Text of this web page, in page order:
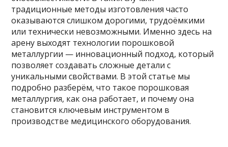
традиционные методы изготовления часто
оказываются слишком дорогими, трудоёмкими
или технически невозможными. Именно здесь на
арену выходят технологии порошковой
металлургии — инновационный подход, который
позволяет создавать сложные детали с
уникальными свойствами. В этой статье мы
подробно разберём, что такое порошковая
металлургия, как она работает, и почему она
становится ключевым инструментом в
производстве медицинского оборудования.